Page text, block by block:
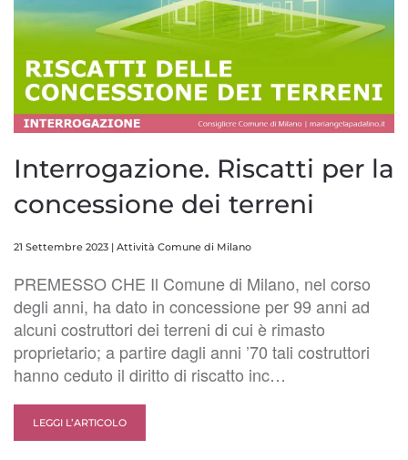
Interrogazione. Riscatti per la
concessione dei terreni
21 Settembre 2023 | Attività Comune di Milano
PREMESSO CHE Il Comune di Milano, nel corso
degli anni, ha dato in concessione per 99 anni ad
alcuni costruttori dei terreni di cui è rimasto
proprietario; a partire dagli anni ’70 tali costruttori
hanno ceduto il diritto di riscatto inc…
LEGGI L’ARTICOLO